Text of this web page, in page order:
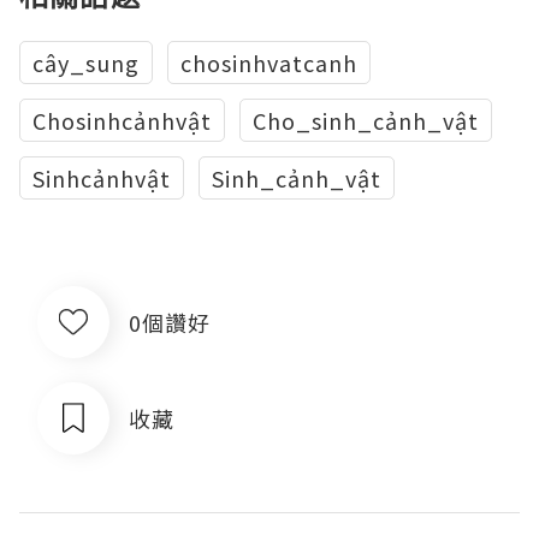
cây_sung
chosinhvatcanh
Chosinhcảnhvật
Cho_sinh_cảnh_vật
Sinhcảnhvật
Sinh_cảnh_vật
0個讚好
收藏